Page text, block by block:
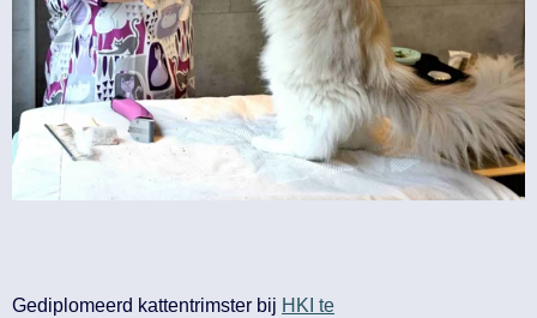
Gediplomeerd kattentrimster bij HKI te